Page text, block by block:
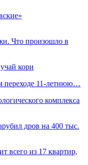
Что произошло в
кори
переходе 11-летнюю…
комплекса
дров на 400 тыс.
всего из 17 квартир,